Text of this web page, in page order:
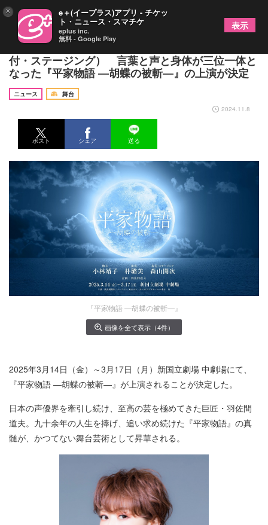
小林靖子（脚本）×朴璐美（演出）×森山開次（振
付・ステージング） 言葉と声と身体が三位一体と
なった『平家物語 ―胡蝶の被斬―』の上演が決定
ニュース
舞台
2024.11.8
ポスト シェア 送る
『平家物語 ―胡蝶の被斬―』
画像を全て表示（4件）
2025年3月14日（金）～3月17日（月）新国立劇場 中劇場にて、
『平家物語 ―胡蝶の被斬―』が上演されることが決定した。
日本の声優界を牽引し続け、至高の芸を極めてきた巨匠・羽佐間
道夫。九十余年の人生を捧げ、追い求め続けた『平家物語』の真
髄が、かつてない舞台芸術として昇華される。
× e＋(イープラス)アプリ - チケッ
ト・ニュース・スマチケ
eplus inc.
無料 - Google Play
表示